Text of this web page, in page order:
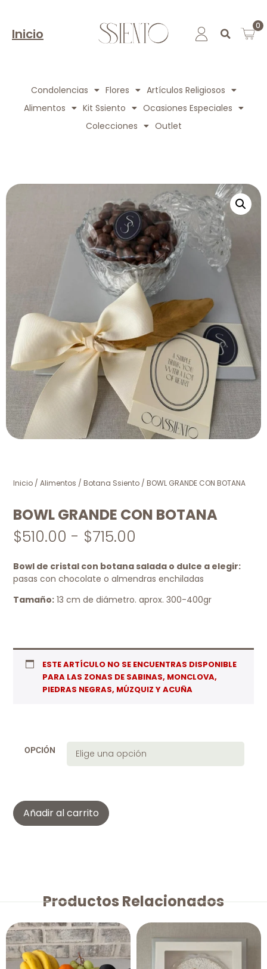
Inicio
0
Condolencias Flores
Artículos Religiosos
Alimentos
Kit Ssiento
Ocasiones Especiales
Colecciones
Outlet
Inicio /Alimentos /Botana Ssiento / BOWL GRANDE CON BOTANA
BOWL GRANDE CON BOTANA
$510.00 - $715.00
Bowl de cristal con botana salada o dulce a elegir:
pasas con chocolate o almendras enchiladas
Tamaño: 13 cm de diámetro. aprox. 300-400gr
ESTE ARTÍCULO NO SE ENCUENTRAS DISPONIBLE
PARA LAS ZONAS DE SABINAS, MONCLOVA,
PIEDRAS NEGRAS, MÚZQUIZ Y ACUÑA
OPCIÓN
Añadir al carrito
Productos Relacionados